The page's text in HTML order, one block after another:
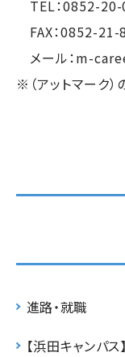
TEL：0852-20-
FAX：0852-21-
メール：m-
※（アットマーク
進路・就職
【浜田キャンパ